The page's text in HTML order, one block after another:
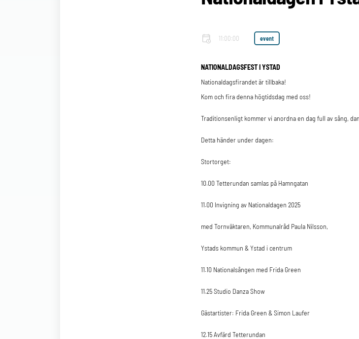
11:00:00 event
NATIONALDAGSFEST I YSTAD
Nationaldagsfirandet är tillbaka!
Kom och fira denna högtidsdag med oss!
Traditionsenligt kommer vi anordna en dag full av sång,
Detta händer under dagen:
Stortorget:
10.00 Tetterundan samlas på Hamngatan
11.00 Invigning av Nationaldagen 2025
med Tornväktaren, Kommunalråd Paula Nilsson,
Ystads kommun & Ystad i centrum
11.10 Nationalsången med Frida Green
11.25 Studio Danza Show
Gästartister: Frida Green & Simon Laufer
12.15 Avfärd Tetterundan